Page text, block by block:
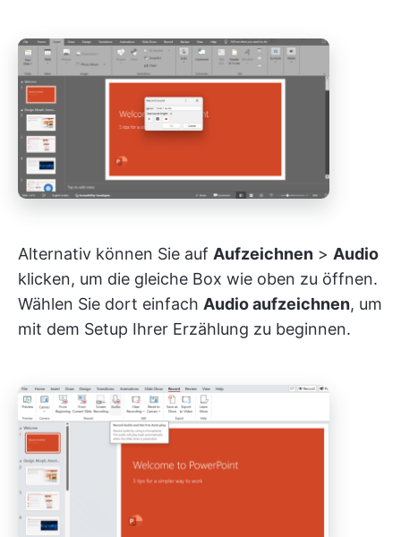
Alternativ können Sie auf Aufzeichnen > Audio
klicken, um die gleiche Box wie oben zu öffnen.
Wählen Sie dort einfach Audio aufzeichnen, um
mit dem Setup Ihrer Erzählung zu beginnen.